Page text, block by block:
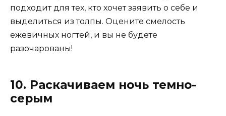
подходит для тех, кто хочет заявить о себе и
выделиться из толпы. Оцените смелость
ежевичных ногтей, и вы не будете
разочарованы!
10. Раскачиваем ночь темно-
серым